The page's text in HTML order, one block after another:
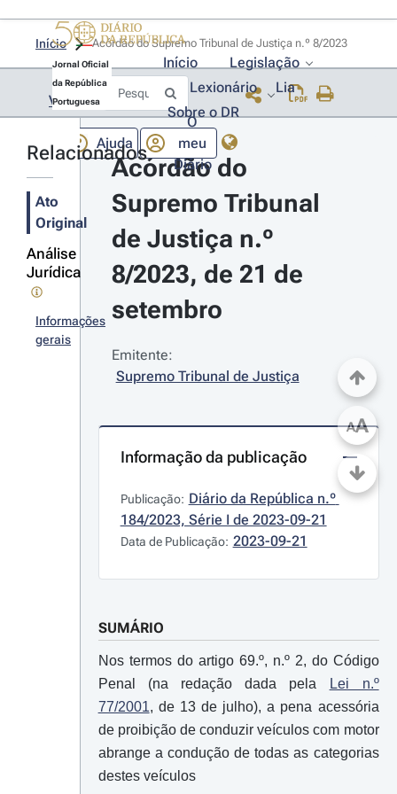
Jornal Oficial
da República
Portuguesa
Início
Legislação
Lexionário
Lia
Sobre o DR
Ajuda
O
meu
Diário
Início
Voltar
Relacionados
Ato
Original
Análise
Jurídica
Informações
gerais
Acórdão do
Supremo Tribunal
de Justiça n.º
8/2023, de 21 de
setembro
Emitente:
Supremo Tribunal de Justiça
Informação da publicação
Publicação: Diário da República n.º
184/2023, Série I de 2023-09-21
Data de Publicação: 2023-09-21
SUMÁRIO
Nos termos do artigo 69.º, n.º 2, do Código
Penal (na redação dada pela
Lei n.º
77/2001, de 13 de julho), a pena acessória
de proibição de conduzir veículos com motor
abrange a condução de todas as categorias
destes veículos
AA